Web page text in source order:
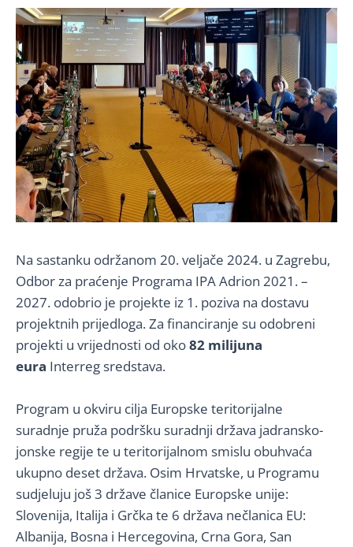
Na sastanku održanom 20. veljače 2024. u Zagrebu,
Odbor za praćenje Programa IPA Adrion 2021. –
2027. odobrio je projekte iz 1. poziva na dostavu
projektnih prijedloga. Za financiranje su odobreni
projekti u vrijednosti od oko82 milijuna
eura Interreg sredstava.
Program u okviru cilja Europske teritorijalne
suradnje pruža podršku suradnji država jadransko-
jonske regije te u teritorijalnom smislu obuhvaća
ukupno deset država. Osim Hrvatske, u Programu
sudjeluju još 3 države članice Europske unije:
Slovenija, Italija i Grčka te 6 država nečlanica EU:
Albanija, Bosna i Hercegovina, Crna Gora, San